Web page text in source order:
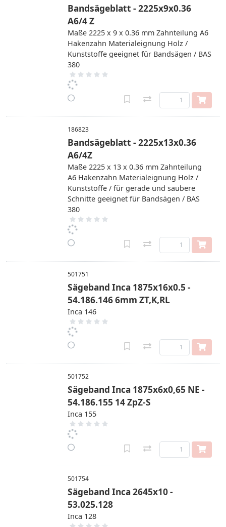
Bandsägeblatt - 2225x9x0.36
A6/4 Z
Maße 2225 x 9 x 0.36 mm Zahnteilung A6
Hakenzahn Materialeignung Holz /
Kunststoffe geeignet für Bandsägen / BAS
380
186823
Bandsägeblatt - 2225x13x0.36
A6/4Z
Maße 2225 x 13 x 0.36 mm Zahnteilung
A6 Hakenzahn Materialeignung Holz /
Kunststoffe / für gerade und saubere
Schnitte geeignet für Bandsägen / BAS
380
501751
Sägeband Inca 1875x16x0.5 -
54.186.146 6mm ZT,K,RL
Inca 146
501752
Sägeband Inca 1875x6x0,65 NE -
54.186.155 14 ZpZ-S
Inca 155
501754
Sägeband Inca 2645x10 -
53.025.128
Inca 128